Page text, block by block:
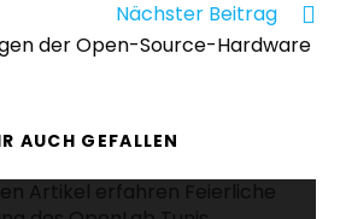
Nächster Beitrag
der Open-Source-Hardware
AUCH GEFALLEN